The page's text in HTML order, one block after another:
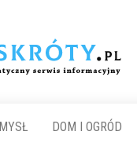
DOM I OGRÓD